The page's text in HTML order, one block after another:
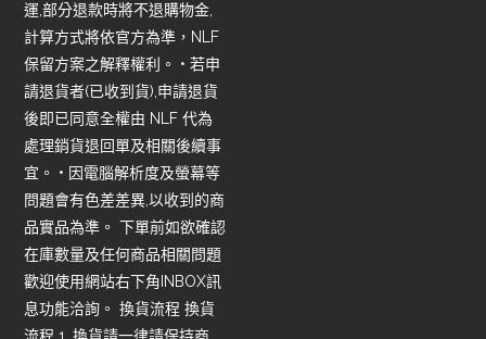
運,部分退款時將不退購物金,
計算方式將依官方為準，NLF
保留方案之解釋權利。 • 若申
請退貨者(已收到貨),申請退貨
後即已同意全權由 NLF 代為
處理銷貨退回單及相關後續事
宜。 • 因電腦解析度及螢幕等
問題會有色差差異,以收到的商
品實品為準。 下單前如欲確認
在庫數量及任何商品相關問題
歡迎使用網站右下角INBOX訊
息功能洽詢。 換貨流程 換貨